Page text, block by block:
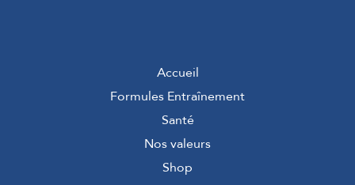
Accueil
Formules Entraînement
Santé
Nos valeurs
Shop